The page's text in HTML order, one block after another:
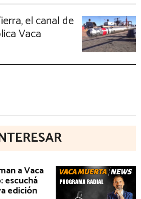
el canal de
Vaca
a Vaca
escuchá
edición